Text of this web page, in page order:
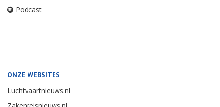
Podcast
ONZE WEBSITES
Luchtvaartnieuws.nl